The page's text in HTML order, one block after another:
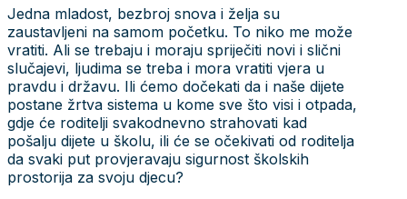
Jedna mladost, bezbroj snova i želja su
zaustavljeni na samom početku. To niko me može
vratiti. Ali se trebaju i moraju spriječiti novi i slični
slučajevi, ljudima se treba i mora vratiti vjera u
pravdu i državu. Ili ćemo dočekati da i naše dijete
postane žrtva sistema u kome sve što visi i otpada,
gdje će roditelji svakodnevno strahovati kad
pošalju dijete u školu, ili će se očekivati od roditelja
da svaki put provjeravaju sigurnost školskih
prostorija za svoju djecu?